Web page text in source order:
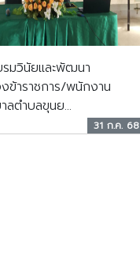
รมวินัยและพัฒนา
ข้าราชการ/พนักงาน
ลตำบลขุนย...
31 ก.ค. 68